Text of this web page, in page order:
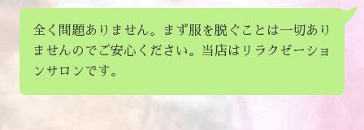
全く問題ありません。まず服を脱ぐことは一切あり
ませんのでご安心ください。当店はリラクゼーショ
ンサロンです。